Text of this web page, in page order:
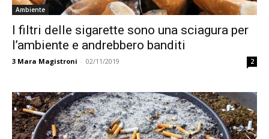
Ambiente
I filtri delle sigarette sono una sciagura per
l’ambiente e andrebbero banditi
3 Mara Magistroni - 02/11/2019 2